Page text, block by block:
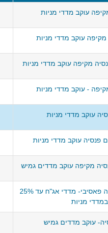
עוקב מדדי מניות
עוקב מדדי מניות
מקיפה עוקב מדדי מניות
- עוקב מדדי מניות
עוקב מדדי מניות
פנסיה עוקב מדדי מניות
מקיפה עוקב מדדים גמיש
מיטב פנסיה מקיפה פאסיבי- מדדי אג"ח עד 25%
במדדי מניות
עוקב מדדים גמיש